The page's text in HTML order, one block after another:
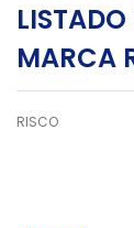
MARCA
RISCO